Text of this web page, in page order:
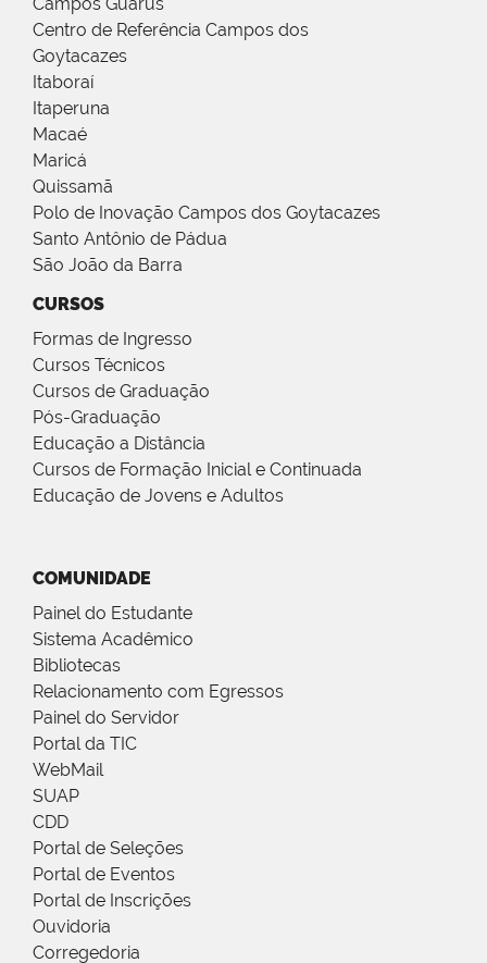
Centro de Referência Campos dos
Goytacazes
Itaboraí
Itaperuna
Macaé
Maricá
Quissamã
Polo de Inovação Campos dos Goytacazes
Santo Antônio de Pádua
São João da Barra
CURSOS
Formas de Ingresso
Cursos Técnicos
Cursos de Graduação
Pós-Graduação
Educação a Distância
Cursos de Formação Inicial e Continuada
Educação de Jovens e Adultos
COMUNIDADE
Painel do Estudante
Sistema Acadêmico
Bibliotecas
Relacionamento com Egressos
Painel do Servidor
Portal da TIC
WebMail
SUAP
CDD
Portal de Seleções
Portal de Eventos
Portal de Inscrições
Ouvidoria
Corregedoria